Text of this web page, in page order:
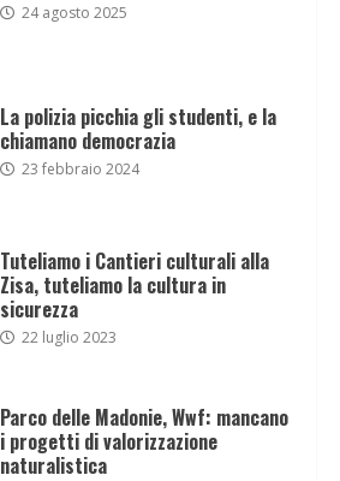
24 agosto 2025
La polizia picchia gli studenti, e la
chiamano democrazia
23 febbraio 2024
Tuteliamo i Cantieri culturali alla
Zisa, tuteliamo la cultura in
sicurezza
22 luglio 2023
Parco delle Madonie, Wwf: mancano
i progetti di valorizzazione
naturalistica